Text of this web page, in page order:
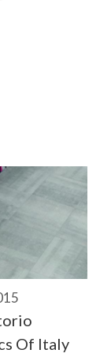
Of Italy